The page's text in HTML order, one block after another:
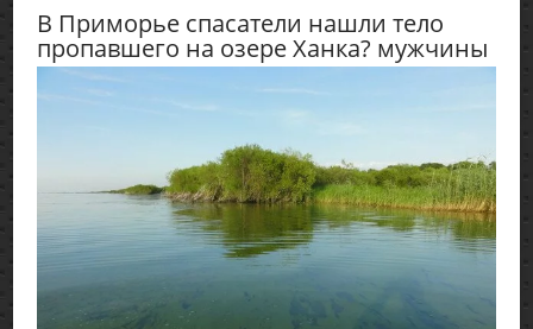
В Приморье спасатели нашли тело
пропавшего на озере Ханка? мужчины